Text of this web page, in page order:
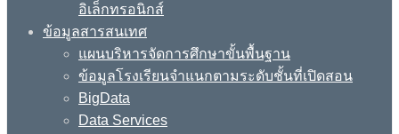
อิเล็กทรอนิกส์
ข้อมูลสารสนเทศ
แผนบริหารจัดการศึกษาขั้นพื้นฐาน
ข้อมูลโรงเรียนจำแนกตามระดับชั้นที่เปิดสอน
BigData
Data Services